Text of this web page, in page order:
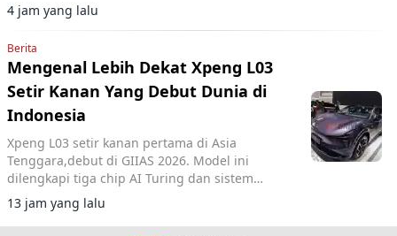
4 jam yang lalu
Berita
Mengenal Lebih Dekat Xpeng L03
Setir Kanan Yang Debut Dunia di
Indonesia
Xpeng L03 setir kanan pertama di Asia
Tenggara,debut di GIIAS 2026. Model ini
dilengkapi tiga chip AI Turing dan sistem
intelligent driving NGP VLA 2.0.
13 jam yang lalu